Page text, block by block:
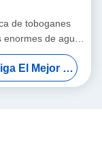
de toboganes
enormes de agua
toboganes
para adultosConsiga El Mejor Precio